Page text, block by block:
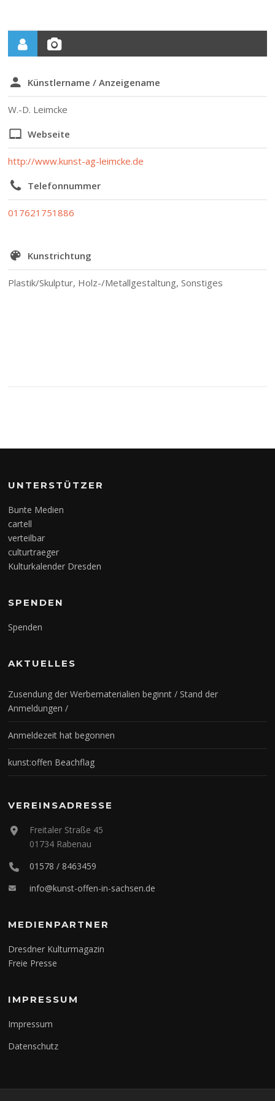
Künstlername / Anzeigename
W.-D. Leimcke
Webseite
http://www.kunst-ag-leimcke.de
Telefonnummer
017621751886
Kunstrichtung
Plastik/Skulptur, Holz-/Metallgestaltung, Sonstiges
UNTERSTÜTZER
Bunte Medien
cartell
verteilbar
culturtraeger
Kulturkalender Dresden
SPENDEN
Spenden
AKTUELLES
Zusendung der Werbematerialien beginnt / Stand der
Anmeldungen /
Anmeldezeit hat begonnen
kunst:offen Beachflag
VEREINSADRESSE
Freitaler Straße 45
01734 Rabenau
01578 / 8463459
info@kunst-offen-in-sachsen.de
MEDIENPARTNER
Dresdner Kulturmagazin
Freie Presse
IMPRESSUM
Impressum
Datenschutz